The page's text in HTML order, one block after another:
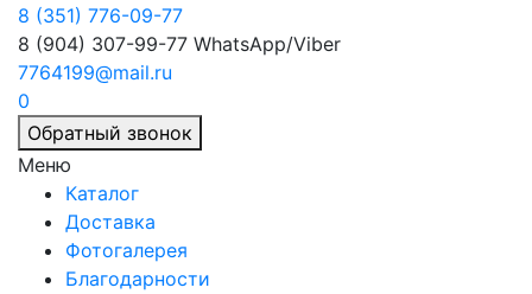
8 (351) 776-09-77
8 (904) 307-99-77 WhatsApp/Viber
7764199@mail.ru
0
Обратный звонок
Меню
Каталог
Доставка
Фотогалерея
Благодарности